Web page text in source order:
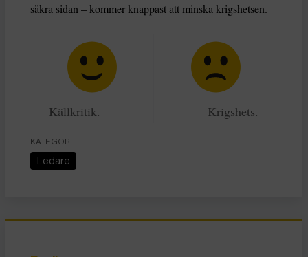
säkra sidan – kommer knappast att minska krigshetsen.
Källkritik. Krigshets.
KATEGORI
Ledare